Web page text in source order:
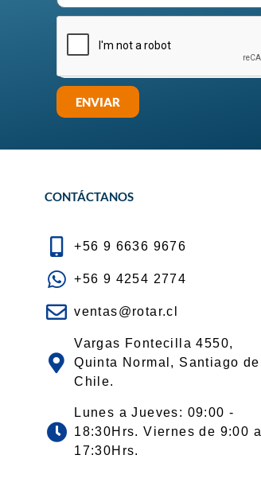
ENVIAR
CONTÁCTANOS
+56 9 6636 9676
+56 9 4254 2774
ventas@rotar.cl
Vargas Fontecilla 4550,
Quinta Normal, Santiago de
Chile.
Lunes a Jueves: 09:00 -
18:30Hrs. Viernes de 9:00 a
17:30Hrs.